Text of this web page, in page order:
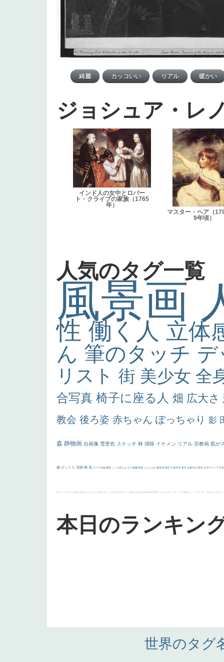
ジョシュア・レ
インド人の女中とロバー
ト・クライブの家族（1765
年）
マスター・ヘア（
9年頃）
人気のタグ一覧
風景画
性 働く人 立体
ん 筆のタッチ
リスト 街 美少女 全
合写真 椅子に座る人 畑 広大さ
教会 後ろ姿 赤ちゃん ぽっちゃり 影
森 静物画 自画像 雪景色 スケッチ 林 掃除 イケメン リアル 宗教画 肌が
厳 びっくり 花畑 橋 花 カメラ目線 補色 こっち見んな キス 庭園 部屋 こんにちわ 素描 塔 青空 工場 巨木 青年 太陽 壮大 着衣 古代ギリシア 日
画質 last ヴィーナス 剣 白人少女 食事中 山本芳翠 麦 alciato ハーレム 女神 ローマ教皇 奥行き 火起こし シスター 東方の三博士 114514 かっこいい 受胎告知 天から覗き込む顔 設計図 挿絵 群衆 親子 裸婦 可愛い ピサロ ＃名画で学ぶ「たるみ」 ニーソックス 躍動感 黄色 こわい コート 畦道 レンブラント・ sekkusu 暖かい バブみ 靴下 ショッ
本日のランキン
世界のタグ